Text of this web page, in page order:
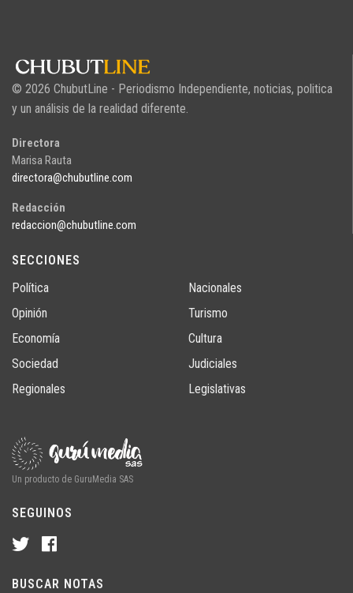
© 2026 ChubutLine - Periodismo Independiente, noticias, politica
y un análisis de la realidad diferente.
Directora
Marisa Rauta
directora@chubutline.com
Redacción
redaccion@chubutline.com
SECCIONES
Política
Opinión
Economía
Sociedad
Regionales
Nacionales
Turismo
Cultura
Judiciales
Legislativas
Un producto de GuruMedia SAS
SEGUINOS
BUSCAR NOTAS